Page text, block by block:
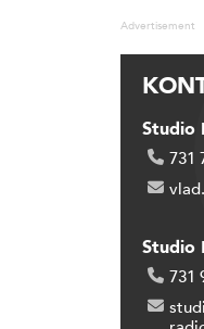
Advertisement
Studio
731
Studio
731